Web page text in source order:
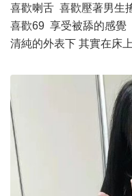
喜歡喇舌 喜歡壓著男生
喜歡69 享受被舔的感覺
清純的外表下 其實在床